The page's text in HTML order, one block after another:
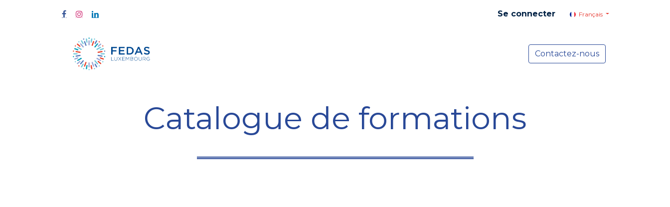
Se connecter Français
Actualités
Contactez-nous
Catalogue de formations